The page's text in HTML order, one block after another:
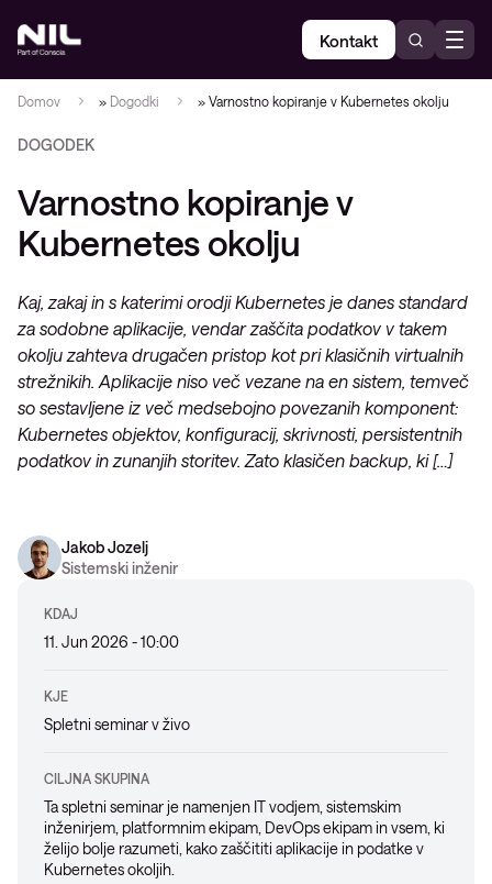
Kontakt
Domov » Dogodki » Varnostno kopiranje v Kubernetes okolju
DOGODEK
Varnostno kopiranje v
Kubernetes okolju
Kaj, zakaj in s katerimi orodji Kubernetes je danes standard
za sodobne aplikacije, vendar zaščita podatkov v takem
okolju zahteva drugačen pristop kot pri klasičnih virtualnih
strežnikih. Aplikacije niso več vezane na en sistem, temveč
so sestavljene iz več medsebojno povezanih komponent:
Kubernetes objektov, konfiguracij, skrivnosti, persistentnih
podatkov in zunanjih storitev. Zato klasičen backup, ki […]
Jakob Jozelj
Sistemski inženir
KDAJ
11. Jun 2026 - 10:00
KJE
Spletni seminar v živo
CILJNA SKUPINA
Ta spletni seminar je namenjen IT vodjem, sistemskim
inženirjem, platformnim ekipam, DevOps ekipam in vsem, ki
želijo bolje razumeti, kako zaščititi aplikacije in podatke v
Kubernetes okoljih.